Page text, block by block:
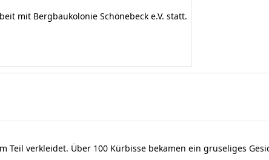
mit Bergbaukolonie Schönebeck e.V. statt.
verkleidet. Über 100 Kürbisse bekamen ein gruseliges